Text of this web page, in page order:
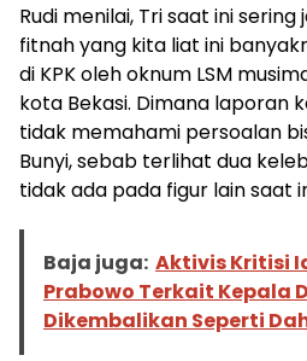
Rudi menilai, Tri saat ini
fitnah yang kita liat ini
di KPK oleh oknum LSM
kota Bekasi. Dimana laporan
tidak memahami persoalan
Bunyi, sebab terlihat dua
tidak ada pada figur lain saat
Baja juga: Aktivis Kritisi
Prabowo Terkait Kepala
Dikembalikan Seperti